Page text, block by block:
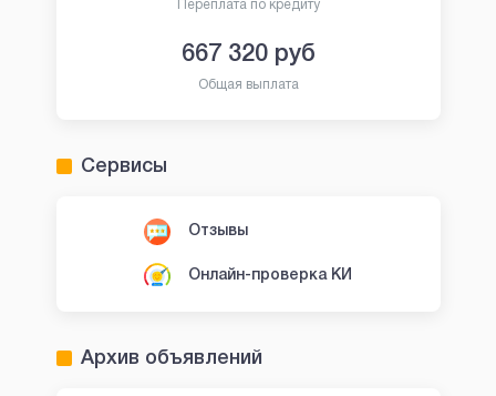
Переплата по кредиту
667 320руб
Общая выплата
Сервисы
Отзывы
Онлайн-проверка КИ
Архив объявлений